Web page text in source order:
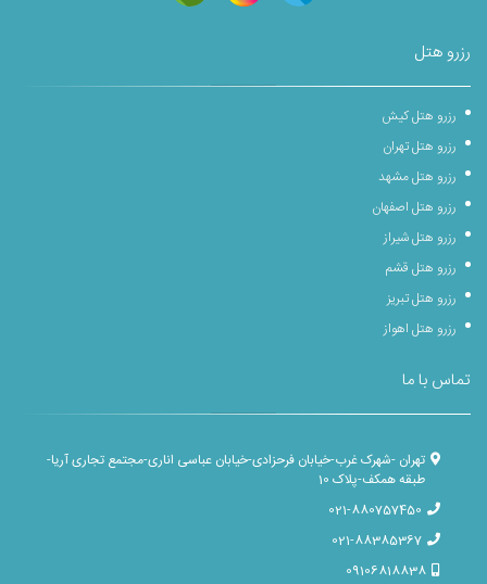
رزرو هتل
رزرو هتل کیش
رزرو هتل تهران
رزرو هتل مشهد
رزرو هتل اصفهان
رزرو هتل شیراز
رزرو هتل قشم
رزرو هتل تبریز
رزرو هتل اهواز
تماس با ما
تهران -شهرک غرب-خیابان فرحزادی-خیابان عباسی اناری-مجتمع تجاری آریا-
طبقه همکف-پلاک 10
021-880757450
021-88385367
09106818838